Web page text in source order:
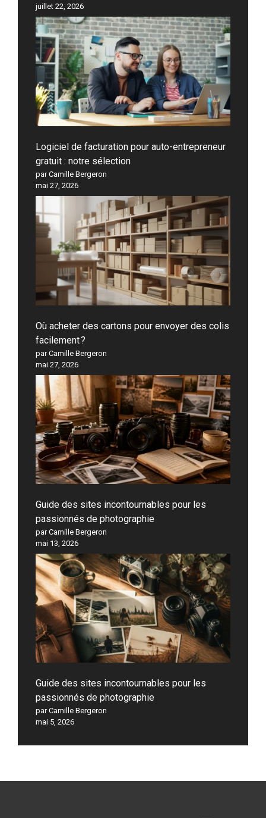
juillet 22, 2026
Logiciel de facturation pour auto-entrepreneur
gratuit : notre sélection
par Camille Bergeron
mai 27, 2026
Où acheter des cartons pour envoyer des colis
facilement ?
par Camille Bergeron
mai 27, 2026
Guide des sites incontournables pour les
passionnés de photographie
par Camille Bergeron
mai 13, 2026
Guide des sites incontournables pour les
passionnés de photographie
par Camille Bergeron
mai 5, 2026